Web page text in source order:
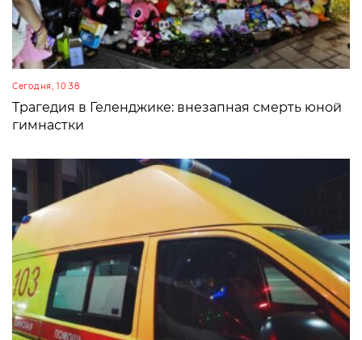
Сегодня, 10:38
Трагедия в Геленджике: внезапная смерть юной
гимнастки